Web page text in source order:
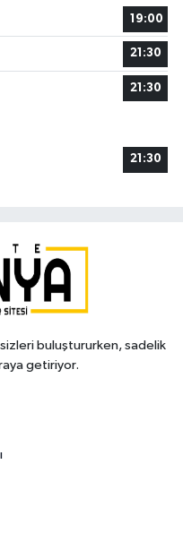
19:00
21:30
21:30
21:30
buluştururken, sadelik
getiriyor.